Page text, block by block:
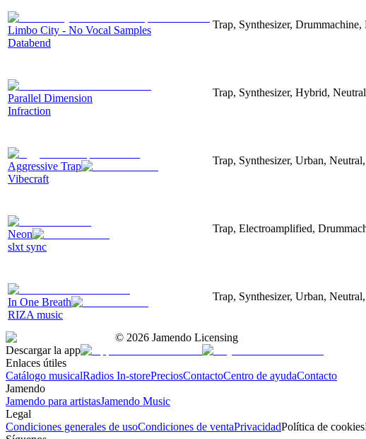
Limbo City - No Vocal Samples
Databend
Trap, Synthesizer, Drummachine,
Parallel Dimension
Infraction
Trap, Synthesizer, Hybrid,
Aggressive Trap
Vibecraft
Trap, Synthesizer, Urban,
Neon
slxt sync
Trap, Electroamplified,
In One Breath
RIZA music
Trap, Synthesizer, Urban,
© 2026 Jamendo Licensing
Descargar la app
Enlaces útiles
Catálogo musicalRadios In-storePreciosContactoCentro de ayudaContacto
Jamendo
Jamendo para artistasJamendo Music
Legal
Condiciones generales de usoCondiciones de ventaPrivacidadPolítica de cookies